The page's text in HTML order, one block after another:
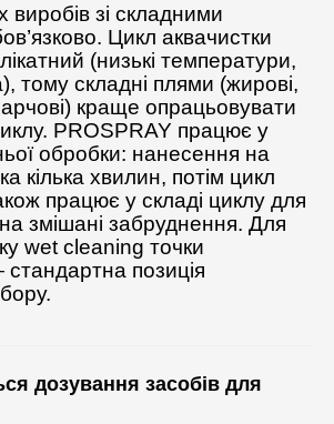
виробів зі складними
Цикл аквачистки
(низькі температури,
тому складні плями (жирові,
краще опрацьовувати
PROSPRAY працює у
обробки: нанесення на
кілька хвилин, потім цикл
працює у складі циклу для
змішані забруднення. Для
wet cleaning точки
позиція
дозування засобів для